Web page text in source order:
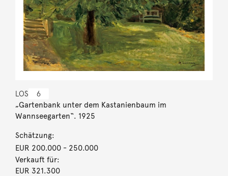
LOS 6
„Gartenbank unter dem Kastanienbaum im
Wannseegarten“. 1925
Schätzung:
EUR 200.000- 250.000
Verkauft für:
EUR 321.300